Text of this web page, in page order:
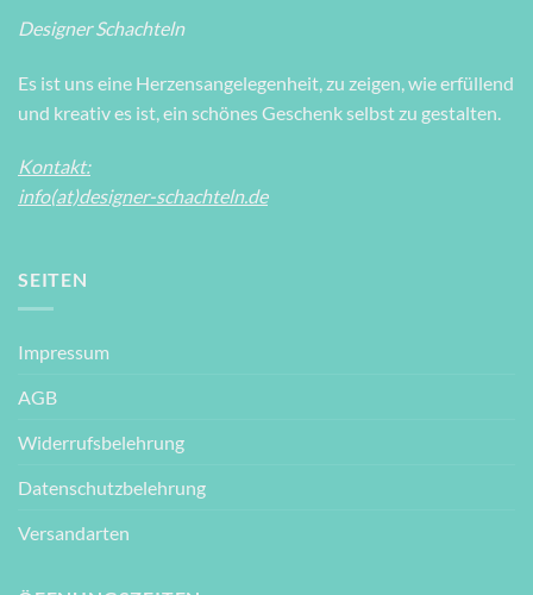
Designer Schachteln
Es ist uns eine Herzensangelegenheit, zu zeigen, wie erfüllend
und kreativ es ist, ein schönes Geschenk selbst zu gestalten.
Kontakt:
info(at)designer-schachteln.de
SEITEN
Impressum
AGB
Widerrufsbelehrung
Datenschutzbelehrung
Versandarten